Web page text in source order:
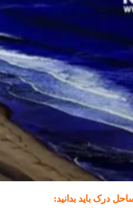
درک باید بدانید: